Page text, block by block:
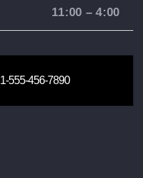
11:00 – 4:00
1-555-456-7890